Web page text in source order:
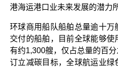
港海运港口业未来发展的潜力
环球商用船队船舶总量逾十万
交付的船舶，目前全球能够使
有约1,300艘，仅占总量的百
订立减碳目标，全球航运业绿